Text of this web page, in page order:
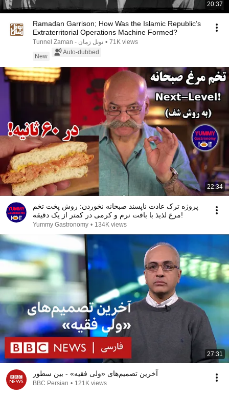
20:37
Ramadan Garrison; How Was the Islamic Republic’s
Extraterritorial Operations Machine Formed?
Tunnel Zaman - تونل زمان • 71K views
New
Auto-dubbed
22:34
پروژه ترک عادت ناپسند صبحانه نخوردن: روش پخت تخم
مرغ لذیذ با بافت نرم و کرمی در کمتر از یک دقیقه!
Yummy Gastronomy • 134K views
27:31
آخرین تصمیم‌های «ولی فقیه» - بین سطور
BBC Persian • 121K views